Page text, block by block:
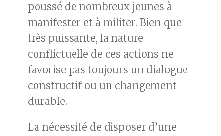
poussé de nombreux jeunes à
manifester et à militer. Bien que
très puissante, la nature
conflictuelle de ces actions ne
favorise pas toujours un dialogue
constructif ou un changement
durable.
La nécessité de disposer d’une